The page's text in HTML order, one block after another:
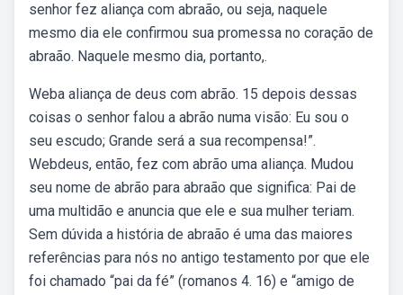
senhor fez aliança com abraão, ou seja, naquele
mesmo dia ele confirmou sua promessa no coração de
abraão. Naquele mesmo dia, portanto,.
Weba aliança de deus com abrão. 15 depois dessas
coisas o senhor falou a abrão numa visão: Eu sou o
seu escudo; Grande será a sua recompensa!”.
Webdeus, então, fez com abrão uma aliança. Mudou
seu nome de abrão para abraão que significa: Pai de
uma multidão e anuncia que ele e sua mulher teriam.
Sem dúvida a história de abraão é uma das maiores
referências para nós no antigo testamento por que ele
foi chamado “pai da fé” (romanos 4. 16) e “amigo de